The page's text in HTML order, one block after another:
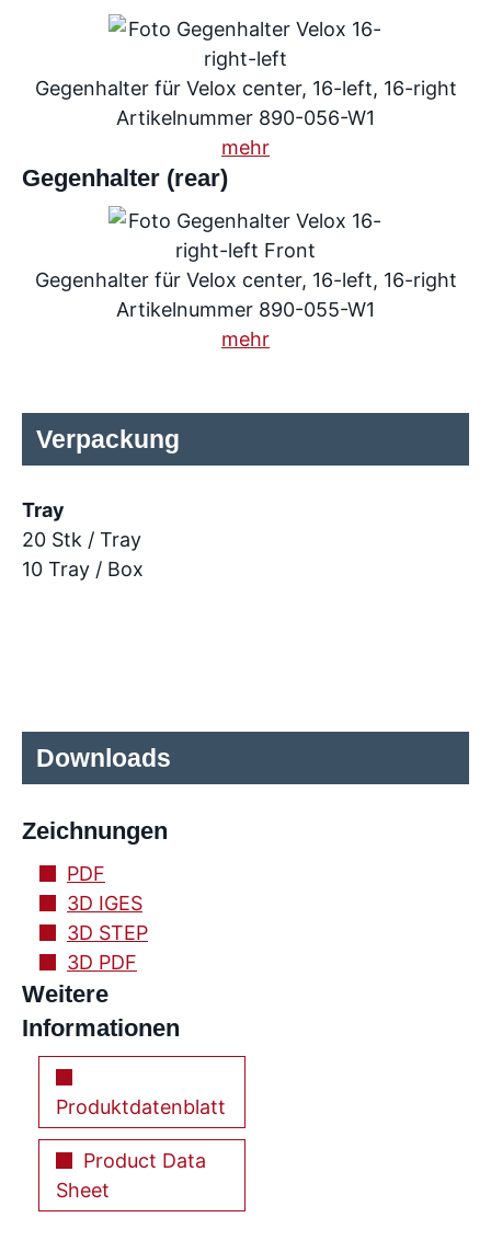
Gegenhalter für Velox center, 16-left, 16-right
Artikelnummer 890-056-W1
mehr
Gegenhalter (rear)
Gegenhalter für Velox center, 16-left, 16-right
Artikelnummer 890-055-W1
mehr
Verpackung
Tray
20 Stk / Tray
10 Tray / Box
Downloads
Zeichnungen
PDF
3D IGES
3D STEP
3D PDF
Weitere
Informationen
Produktdatenblatt
Product Data
Sheet